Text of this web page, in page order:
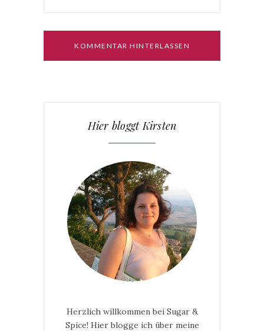
Hier bloggt Kirsten
Herzlich willkommen bei Sugar &
Spice! Hier blogge ich über meine